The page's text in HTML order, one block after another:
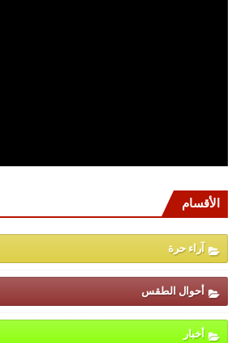
الأقسام
آراء حرة
أحوال الطقس
أخبار